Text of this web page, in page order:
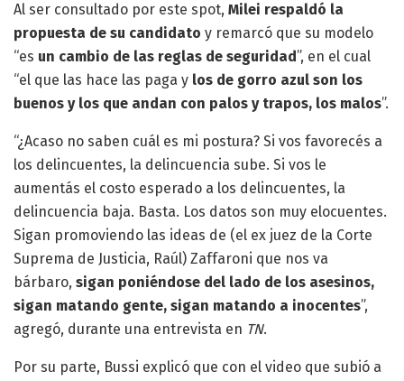
Al ser consultado por este spot, Milei respaldó la
propuesta de su candidato y remarcó que su modelo
“es un cambio de las reglas de seguridad ”, en el cual
“el que las hace las paga y los de gorro azul son los
buenos y los que andan con palos y trapos, los malos”.
“¿Acaso no saben cuál es mi postura? Si vos favorecés a
los delincuentes, la delincuencia sube. Si vos le
aumentás el costo esperado a los delincuentes, la
delincuencia baja. Basta. Los datos son muy elocuentes.
Sigan promoviendo las ideas de (el ex juez de la Corte
Suprema de Justicia, Raúl) Zaffaroni que nos va
bárbaro, sigan poniéndose del lado de los asesinos,
sigan matando gente, sigan matando a inocentes”,
agregó, durante una entrevista en TN.
Por su parte, Bussi explicó que con el video que subió a